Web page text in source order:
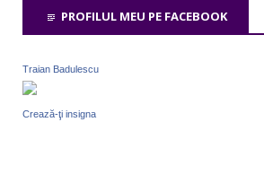
PROFILUL MEU PE FACEBOOK
Traian Badulescu
Crează-ţi insigna